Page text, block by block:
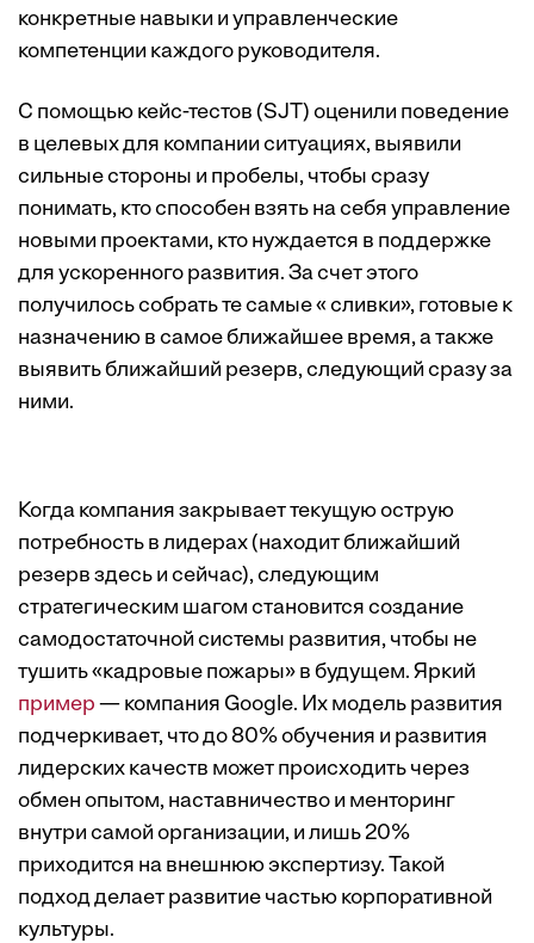
конкретные навыки и управленческие
компетенции каждого руководителя.
С помощью кейс-тестов (SJT) оценили поведение
в целевых для компании ситуациях, выявили
сильные стороны и пробелы, чтобы сразу
понимать, кто способен взять на себя управление
новыми проектами, кто нуждается в поддержке
для ускоренного развития. За счет этого
получилось собрать те самые « сливки», готовые к
назначению в самое ближайшее время, а также
выявить ближайший резерв, следующий сразу за
ними.
Когда компания закрывает текущую острую
потребность в лидерах (находит ближайший
резерв здесь и сейчас), следующим
стратегическим шагом становится создание
самодостаточной системы развития, чтобы не
тушить «кадровые пожары» в будущем. Яркий
пример — компания Google. Их модель развития
подчеркивает, что до 80% обучения и развития
лидерских качеств может происходить через
обмен опытом, наставничество и менторинг
внутри самой организации, и лишь 20%
приходится на внешнюю экспертизу. Такой
подход делает развитие частью корпоративной
культуры.